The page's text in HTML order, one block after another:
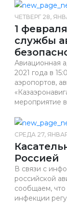
ЧЕТВЕРГ 28,
1
службы
Авиационная
2021 года в
аэропортов,
мероприятие
СРЕДА 27,
Россией
В связи с
российской
сообщаем,
инфекции